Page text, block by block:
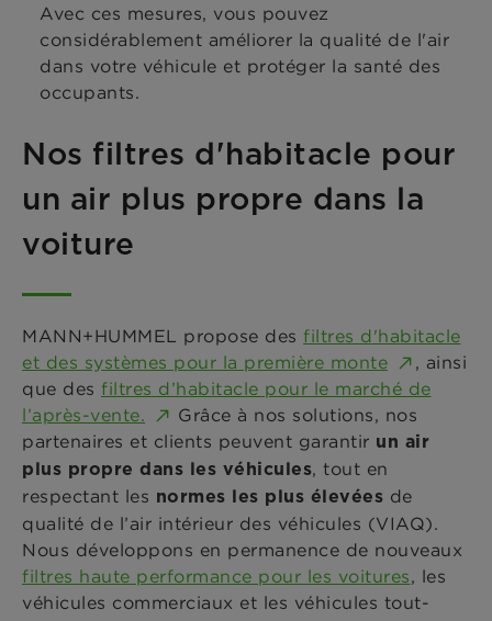
Avec ces mesures, vous pouvez
considérablement améliorer la qualité de l'air
dans votre véhicule et protéger la santé des
occupants.
Nos filtres d'habitacle pour
un air plus propre dans la
voiture
MANN+HUMMEL propose des filtres d'habitacle
et des systèmes pour la première monte
, ainsi
que des filtres d’habitacle pour le marché de
l’après-vente.
Grâce à nos solutions, nos
partenaires et clients peuvent garantir un air
plus propre dans les véhicules, tout en
respectant les normes les plus élevées de
qualité de l’air intérieur des véhicules (VIAQ).
Nous développons en permanence de nouveaux
filtres haute performance pour les voitures, les
véhicules commerciaux et les véhicules tout-